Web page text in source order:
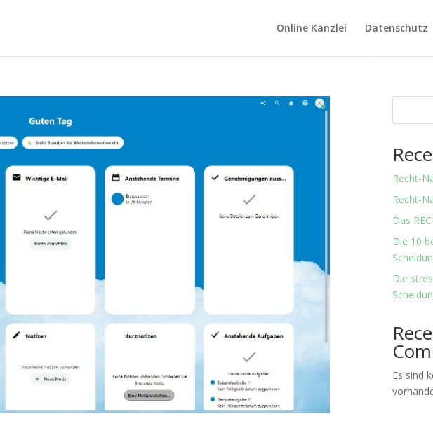
Online Kanzlei Datenschutz
Recht-
Recht-
Das
Die 10
Die
Es sind